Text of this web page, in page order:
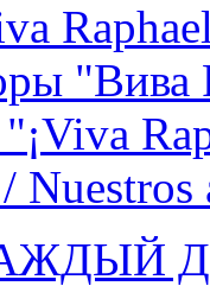
"Вива
Nuestros